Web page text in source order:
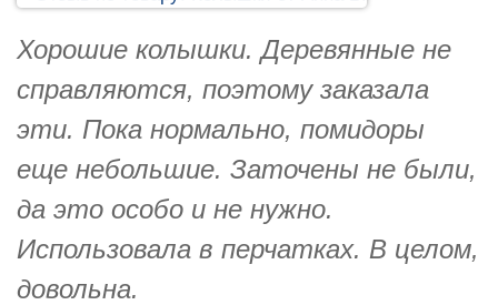
Хорошие колышки. Деревянные не
справляются, поэтому заказала
эти. Пока нормально, помидоры
еще небольшие. Заточены не были,
да это особо и не нужно.
Использовала в перчатках. В целом,
довольна.